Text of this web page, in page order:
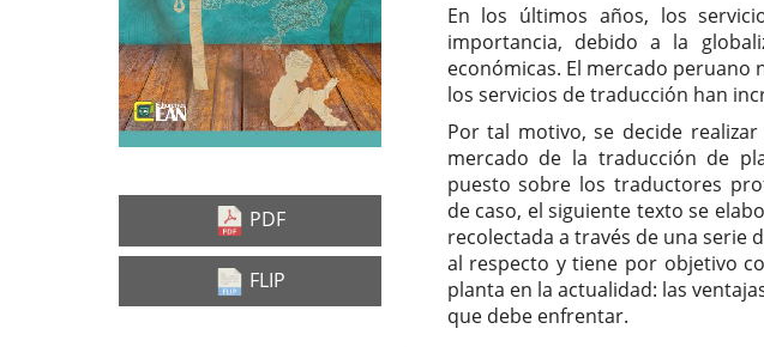
PDF
FLIP
En los últimos años, los
importancia, debido a la
económicas. El mercado peruano
los servicios de traducción han
Por tal motivo, se decide
mercado de la traducción de
puesto sobre los traductores
de caso, el siguiente texto se
recolectada a través de una serie
al respecto y tiene por objetivo
planta en la actualidad: las
que debe enfrentar.